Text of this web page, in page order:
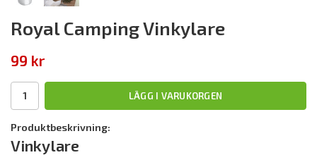
Royal Camping Vinkylare
99 kr
LÄGG I VARUKORGEN
Produktbeskrivning:
Vinkylare